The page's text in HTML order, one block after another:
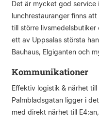
Det är mycket god service
lunchrestauranger finns
till större livsmedelsbutiker
ett av Uppsalas största
Bauhaus, Elgiganten och
Kommunikationer
Effektiv logistik & närhet till
Palmbladsgatan ligger i
med direkt närhet till